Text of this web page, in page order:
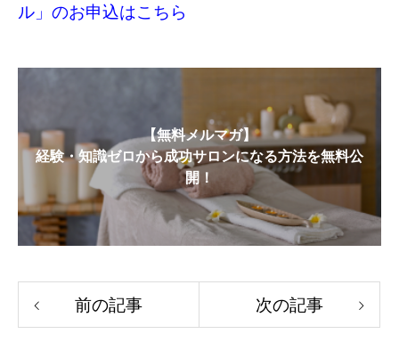
ル」のお申込はこちら
【無料メルマガ】
経験・知識ゼロから成功サロンになる方法を無料公
開！
前の記事 次の記事